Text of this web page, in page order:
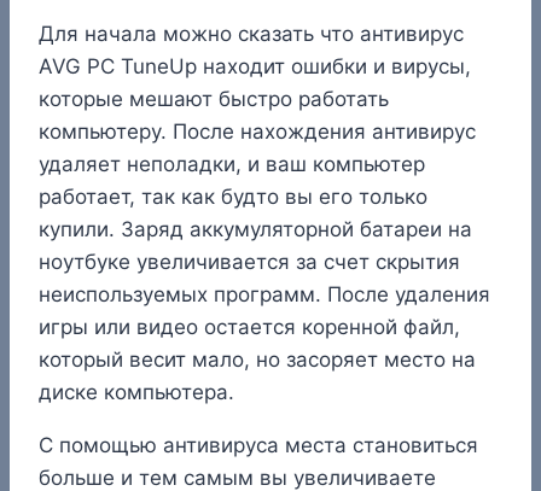
Для начала можно сказать что антивирус
AVG PC TuneUp находит ошибки и вирусы,
которые мешают быстро работать
компьютеру. После нахождения антивирус
удаляет неполадки, и ваш компьютер
работает, так как будто вы его только
купили. Заряд аккумуляторной батареи на
ноутбуке увеличивается за счет скрытия
неиспользуемых программ. После удаления
игры или видео остается коренной файл,
который весит мало, но засоряет место на
диске компьютера.
С помощью антивируса места становиться
больше и тем самым вы увеличиваете